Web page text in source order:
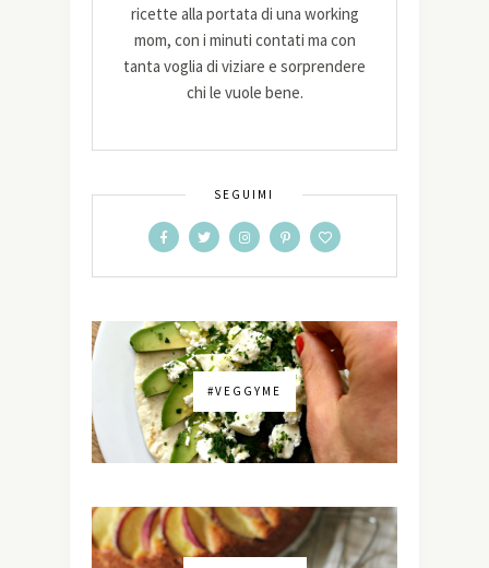
ricette alla portata di una working
mom, con i minuti contati ma con
tanta voglia di viziare e sorprendere
chi le vuole bene.
SEGUIMI
#VEGGYME